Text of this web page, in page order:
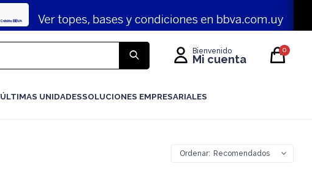
ÚLTIMAS UNIDADESSOLUCIONES EMPRESARIALES
0
Recomendados